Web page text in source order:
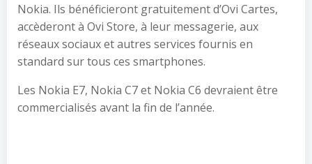
Nokia. Ils bénéficieront gratuitement d’Ovi Cartes,
accèderont à Ovi Store, à leur messagerie, aux
réseaux sociaux et autres services fournis en
standard sur tous ces smartphones.
Les Nokia E7, Nokia C7 et Nokia C6 devraient être
commercialisés avant la fin de l’année.